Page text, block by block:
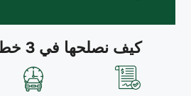
كيف نصلحها في 3 خطوات سهلة؟